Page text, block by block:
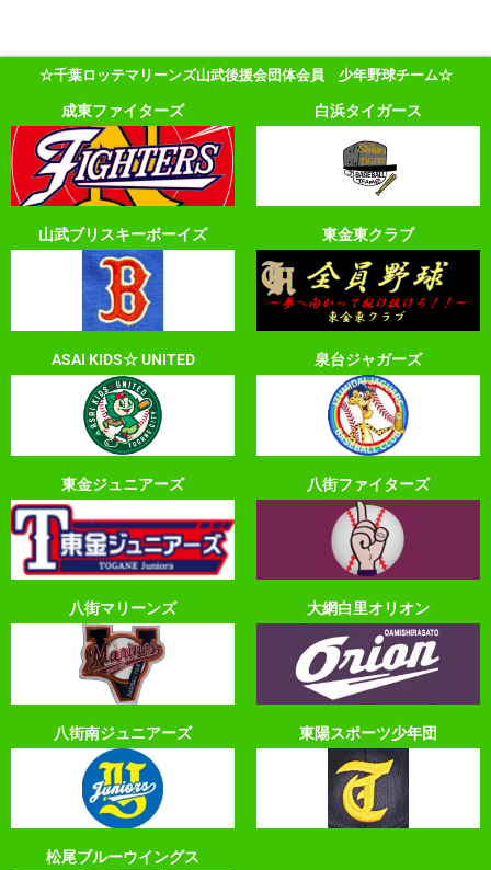
☆千葉ロッテマリーンズ山武後援会団体会員 少年野球チーム☆
成東ファイターズ 白浜タイガース
山武ブリスキーボーイズ 東金東クラブ
ASAI KIDS☆ UNITED 泉台ジャガーズ
東金ジュニアーズ 八街ファイターズ
八街マリーンズ 大網白里オリオン
八街南ジュニアーズ 東陽スポーツ少年団
松尾ブルーウイングス